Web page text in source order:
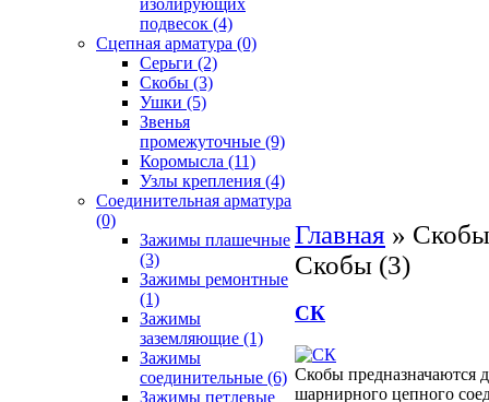
изолирующих
подвесок (4)
Сцепная арматура (0)
Серьги (2)
Скобы (3)
Ушки (5)
Звенья
промежуточные (9)
Коромысла (11)
Узлы крепления (4)
Соединительная арматура
(0)
Зажимы плашечные
(3)
Зажимы ремонтные
(1)
Зажимы
заземляющие (1)
Зажимы
соединительные (6)
Зажимы петлевые
Главная » Скобы
Скобы (3)
СК
Скобы предназначаются
шарнирного цепного